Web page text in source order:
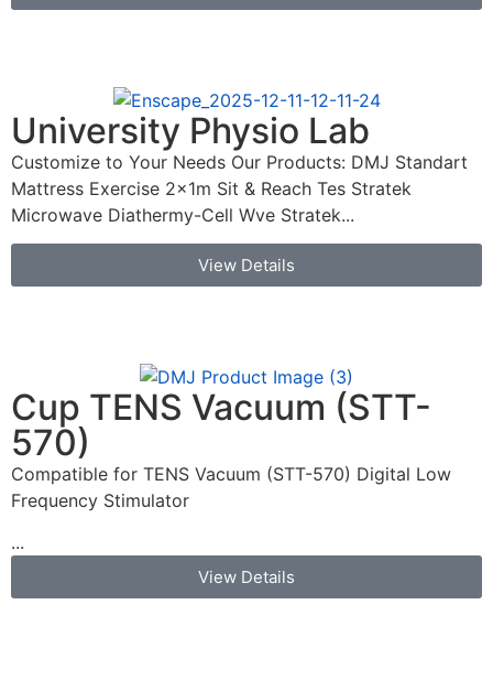
University Physio Lab
Customize to Your Needs Our Products: DMJ Standart
Mattress Exercise 2x1m Sit & Reach Tes Stratek
Microwave Diathermy-Cell Wve Stratek...
View Details
Cup TENS Vacuum (STT-
570)
Compatible for TENS Vacuum (STT-570) Digital Low
Frequency Stimulator
...
View Details